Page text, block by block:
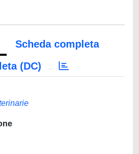
Scheda completa
(DC)